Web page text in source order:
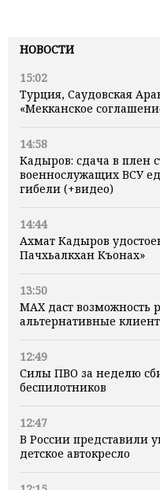
НОВОСТИ
15:02
Турция, Саудовская
«Мекканское
14:58
Кадыров: сдача в плен
военнослужащих ВСУ
гибели (+видео)
14:44
Ахмат Кадыров
Пачхьалкхан Къонах»
13:50
MAX даст возможность
альтернативные
12:49
Силы ПВО за неделю
беспилотников
12:47
В России представили
детское автокресло